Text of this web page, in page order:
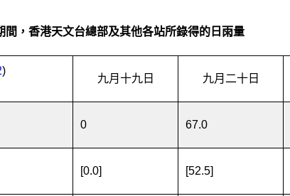
間，香港天文台總部及其他各站所錄得的日雨量
)
九月十九日 九月二十日
0 67.0
[0.0] [52.5]